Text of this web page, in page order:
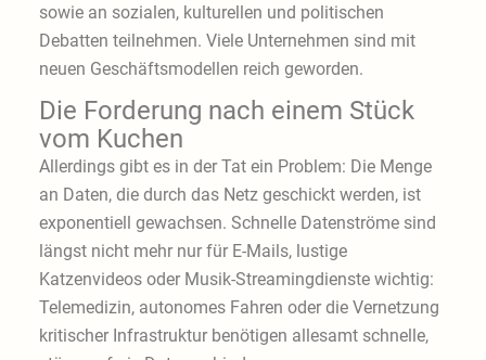
sowie an sozialen, kulturellen und politischen
Debatten teilnehmen. Viele Unternehmen sind mit
neuen Geschäftsmodellen reich geworden.
Die Forderung nach einem Stück
vom Kuchen
Allerdings gibt es in der Tat ein Problem: Die Menge
an Daten, die durch das Netz geschickt werden, ist
exponentiell gewachsen. Schnelle Datenströme sind
längst nicht mehr nur für E-Mails, lustige
Katzenvideos oder Musik-Streamingdienste wichtig:
Telemedizin, autonomes Fahren oder die Vernetzung
kritischer Infrastruktur benötigen allesamt schnelle,